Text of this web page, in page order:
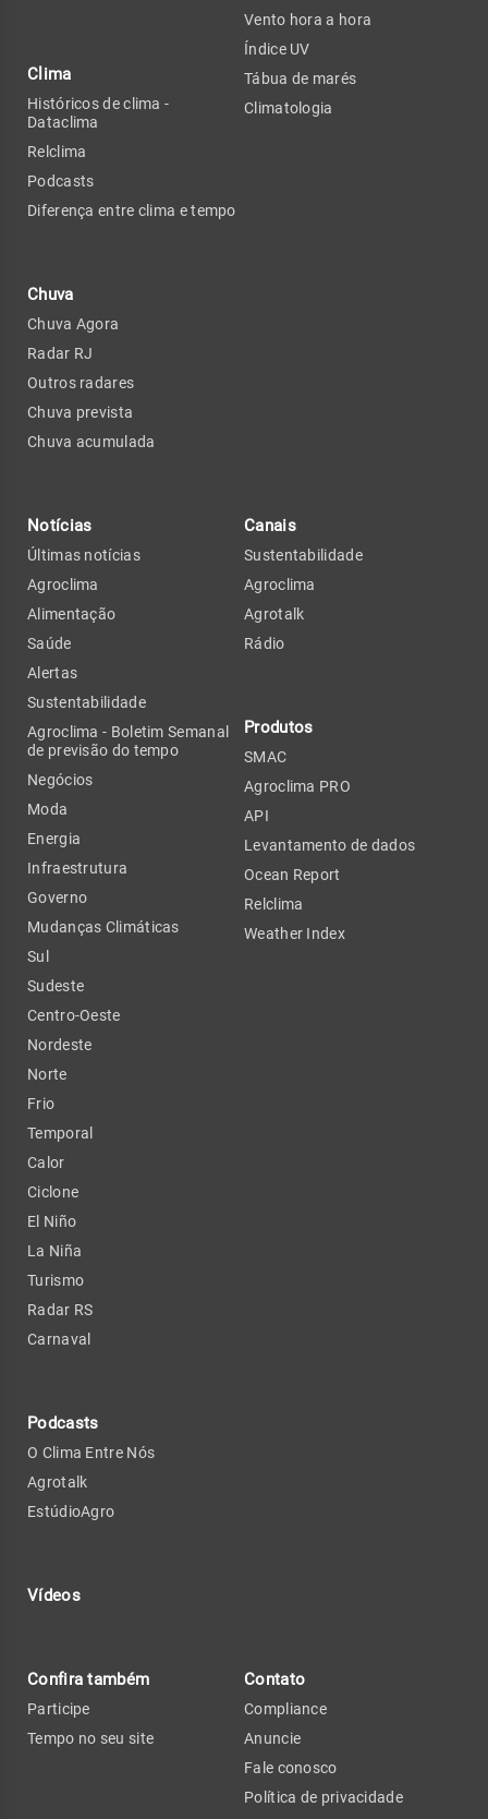
Clima
Históricos de clima -
Dataclima
Relclima
Podcasts
Diferença entre clima e tempo
Chuva
Chuva Agora
Radar RJ
Outros radares
Chuva prevista
Chuva acumulada
Vento hora a hora
Índice UV
Tábua de marés
Climatologia
Notícias
Últimas notícias
Agroclima
Alimentação
Saúde
Alertas
Sustentabilidade
Agroclima - Boletim Semanal
de previsão do tempo
Negócios
Moda
Energia
Infraestrutura
Governo
Mudanças Climáticas
Sul
Sudeste
Centro-Oeste
Nordeste
Norte
Frio
Temporal
Calor
Ciclone
El Niño
La Niña
Turismo
Radar RS
Carnaval
Podcasts
O Clima Entre Nós
Agrotalk
EstúdioAgro
Vídeos
Canais
Sustentabilidade
Agroclima
Agrotalk
Rádio
Produtos
SMAC
Agroclima PRO
API
Levantamento de dados
Ocean Report
Relclima
Weather Index
Confira também
Participe
Tempo no seu site
Contato
Compliance
Anuncie
Fale conosco
Política de privacidade